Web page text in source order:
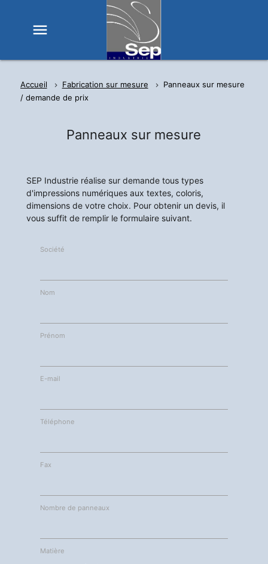
menu
Accueil Fabrication sur mesure
Panneaux sur mesure
/ demande de prix
Panneaux sur mesure
SEP Industrie réalise sur demande tous types
d'impressions numériques aux textes, coloris,
dimensions de votre choix. Pour obtenir un devis, il
vous suffit de remplir le formulaire suivant.
Société
Nom
Prénom
E-mail
Téléphone
Fax
Nombre de panneaux
Matière